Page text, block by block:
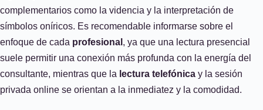
complementarios como la videncia y la interpretación de
símbolos oníricos. Es recomendable informarse sobre el
enfoque de cada profesional , ya que una lectura presencial
suele permitir una conexión más profunda con la energía del
consultante, mientras que la lectura telefónica y la sesión
privada online se orientan a la inmediatez y la comodidad.